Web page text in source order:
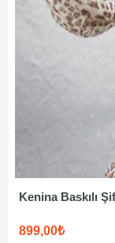
Kenina Baskılı
899,00₺